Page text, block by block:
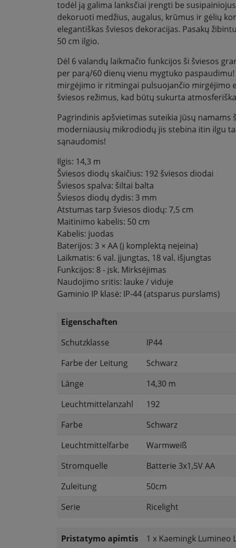
todėl ją galima lanksčiai įrengti be
dekoruoti medžius, augalus, krūmus ir gėlių
elegantiškas šviesos dekoracijas. Pasakų
50 cm ilgio.
Dėl 6 valandų laikmačio funkcijos ši šviesos
per parą/60 dienų vienu mygtuko
mirgėjimo ir ritmingai pulsuojančio mirgėjimo
šviesos režimus, kad būtų sukurta
Pagrindinis apšvietimas suteikia jūsų
moderniausių mikrodiodų jis stebina itin ilgu
sąnaudomis!
Ilgis: 14,3 m
Šviesos diodų skaičius: 192 šviesos diodai
Šviesos spalva: šiltai balta
Šviesos diodų dydis: 3 mm
Atstumas tarp šviesos diodų: 7,5 cm
Maitinimo kabelis: 50 cm
Kabelis: juodas
Baterijos: 3 × AA (į komplektą neįeina)
Laikmatis: 6 val. įjungtas, 18 val. išjungtas
Funkcijos: 8 - įsk. Mirksėjimas
Naudojimo sritis: lauke / viduje
Gaminio IP klasė: IP-44 (atsparus purslams)
Eigenschaften
Schutzklasse
IP44
Farbe der Leitung
Schwarz
Länge
14,30 m
Leuchtmittelanzahl
192
Farbe
Schwarz
Leuchtmittelfarbe
Warmweiß
Stromquelle
Batterie 3x1,5V AA
Zuleitung
50cm
Serie
Ricelight
Pristatymo apimtis 1 x Kaemingk Lumineo